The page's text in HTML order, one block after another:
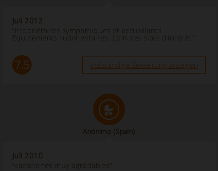
Juli 2012
“Propriétaires sympathiques et accueillants.
Equipements rudimentaires. Loin des sites d'intérêt ”
7.5 Vollständige Bewertung anzeigen
Anónimo (Spain)
Juli 2010
“vacaciones muy agradables”